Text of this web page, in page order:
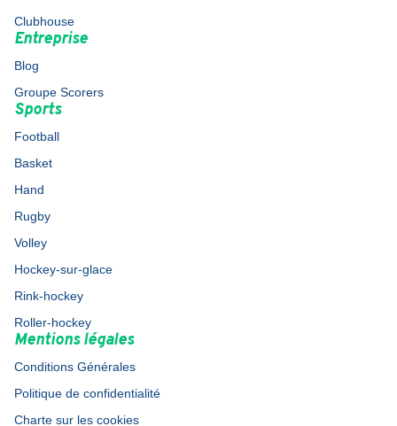
Clubhouse
Entreprise
Blog
Groupe Scorers
Sports
Football
Basket
Hand
Rugby
Volley
Hockey-sur-glace
Rink-hockey
Roller-hockey
Mentions légales
Conditions Générales
Politique de confidentialité
Charte sur les cookies